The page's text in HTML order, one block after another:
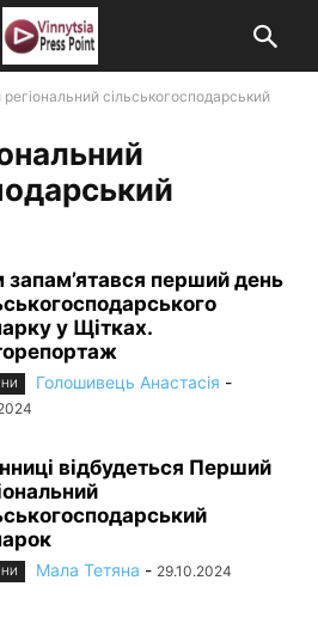
сільськогосподарський
запам’ятався перший день
у Щітках.
Голошивець Анастасія -
відбудеться Перший
Мала Тетяна - 29.10.2024